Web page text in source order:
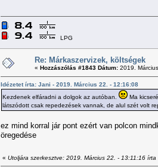
LPG
Re: Márkaszervizek, költségek
« Hozzászólás #1843 Dátum: 2019.
Idézetet írta: Jani - 2019. Március 22. - 12:16:08
Kezdenek elfáradni a dolgok az autóban.
Ma
látszódott csak repedezések vannak, de alul szét volt
ez mind korral jár pont ezért van polcon
öregedése
« Utoljára szerkesztve: 2019. Március 22. - 13:11:16 írta